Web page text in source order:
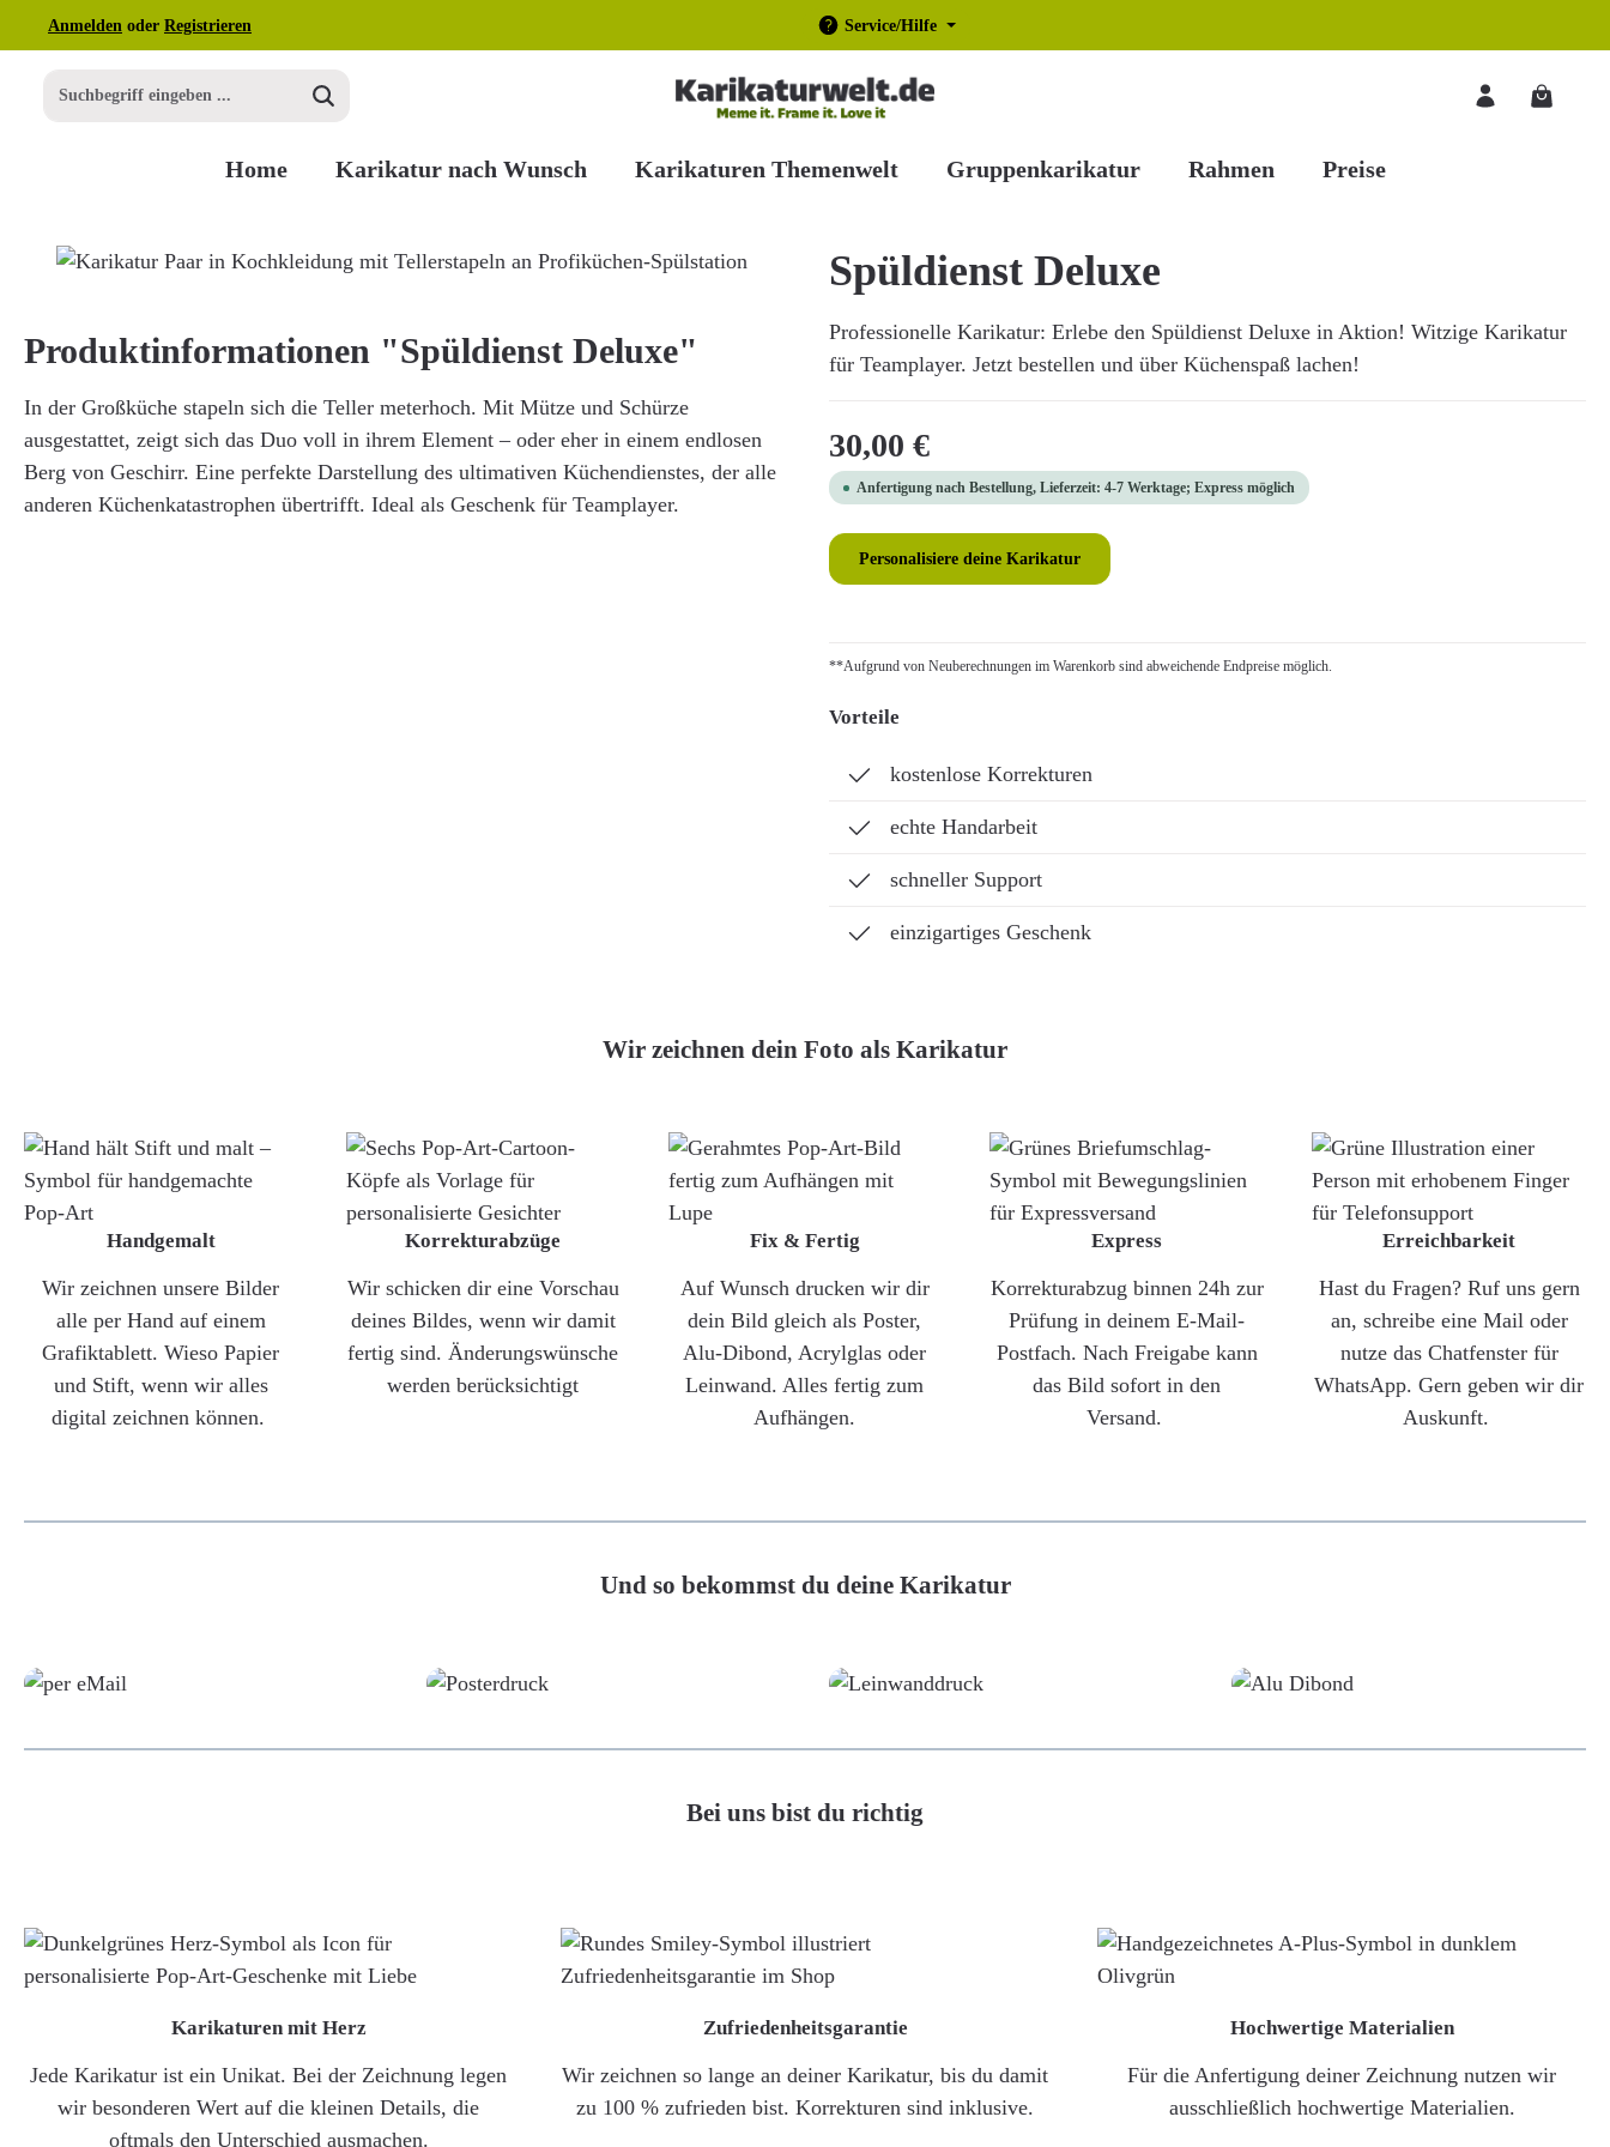
Hauptinhalt springen
Zur Suche springen
Zur Hauptnavigation springen
Anmelden oder Registrieren Service/Hilfe
Home Karikatur nach Wunsch Karikaturen Themenwelt Gruppenkarikatur Rahmen Preise
Bildergalerie überspringen Spüldienst Deluxe
Professionelle Karikatur: Erlebe den Spüldienst Deluxe in Aktion! Witzige Karikatur
für Teamplayer. Jetzt bestellen und über Küchenspaß lachen!
Regulärer Preis:
30,00 €
Anfertigung nach Bestellung, Lieferzeit: 4-7 Werktage; Express möglich
Personalisiere deine Karikatur
**Aufgrund von Neuberechnungen im Warenkorb sind abweichende Endpreise möglich.
Vorteile
kostenlose Korrekturen
echte Handarbeit
schneller Support
einzigartiges Geschenk
Produktinformationen "Spüldienst Deluxe"
In der Großküche stapeln sich die Teller meterhoch. Mit Mütze und Schürze
ausgestattet, zeigt sich das Duo voll in ihrem Element – oder eher in einem endlosen
Berg von Geschirr. Eine perfekte Darstellung des ultimativen Küchendienstes, der alle
anderen Küchenkatastrophen übertrifft. Ideal als Geschenk für Teamplayer.
Wir zeichnen dein Foto als Karikatur
Handgemalt
Wir zeichnen unsere Bilder
alle per Hand auf einem
Grafiktablett. Wieso Papier
und Stift, wenn wir alles
digital zeichnen können.
Korrekturabzüge
Wir schicken dir eine Vorschau
deines Bildes, wenn wir damit
fertig sind. Änderungswünsche
werden berücksichtigt
Fix & Fertig
Auf Wunsch drucken wir dir
dein Bild gleich als Poster,
Alu-Dibond, Acrylglas oder
Leinwand. Alles fertig zum
Aufhängen.
Express
Korrekturabzug binnen 24h zur
Prüfung in deinem E-Mail-
Postfach. Nach Freigabe kann
das Bild sofort in den
Versand.
Erreichbarkeit
Hast du Fragen? Ruf uns gern
an, schreibe eine Mail oder
nutze das Chatfenster für
WhatsApp. Gern geben wir dir
Auskunft.
Und so bekommst du deine Karikatur
Bei uns bist du richtig
Karikaturen mit Herz
Jede Karikatur ist ein Unikat. Bei der Zeichnung legen
wir besonderen Wert auf die kleinen Details, die
oftmals den Unterschied ausmachen.
Zufriedenheitsgarantie
Wir zeichnen so lange an deiner Karikatur, bis du damit
zu 100 % zufrieden bist. Korrekturen sind inklusive.
Hochwertige Materialien
Für die Anfertigung deiner Zeichnung nutzen wir
ausschließlich hochwertige Materialien.